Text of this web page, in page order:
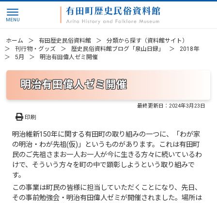
ホーム 有田歴史民俗資料館
分類から探す（資料館サイト）
刊行物・グッズ
歴史民俗資料館ブログ「泉山日録」
2018年
5月
明治有田偉人ゼミ開催
明治有田偉人ゼミ開催
最終更新日：2024年3月23日
印刷
明治維新150年に関する有田町の取り組みの一つに、「わが家
の明治・わが先祖(仮)」というものがあります。これは有田町
民のご先祖さまお一人お一人が今に生きる方々に続いているわ
けで、そういう方々を町の中で顕彰しようという取り組みで
す。
この事業は町民の皆様に担当していただくことになり、先日、
その事前勉強会・明治有田偉人ゼミが開催されました。場所は